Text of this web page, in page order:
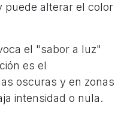
puede alterar el color
el "sabor a luz"
es el
oscuras y en zonas
intensidad o nula.